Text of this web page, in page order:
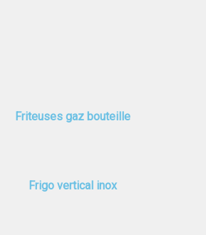
Friteuses gaz bouteille
Frigo vertical inox